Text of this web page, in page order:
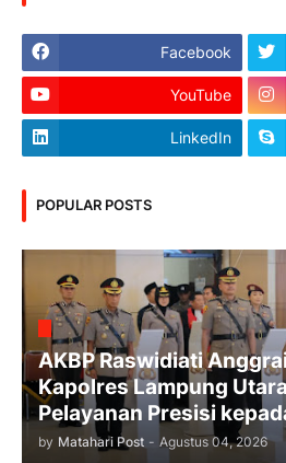
Facebook
YouTube
LinkedIn
POPULAR POSTS
AKBP Raswidiati
Kapolres Lampung
Pelayanan Presisi
by Matahari Post - Agustus 04, 2026